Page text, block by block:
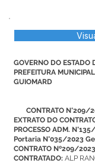
GOVERNO DO ESTADO
PREFEITURA
GUIOMARD
CONTRATO N°209/
EXTRATO DO
PROCESSO ADM.
Portaria N°035/2023
CONTRATO Nº209/2023
CONTRATADO: ALP